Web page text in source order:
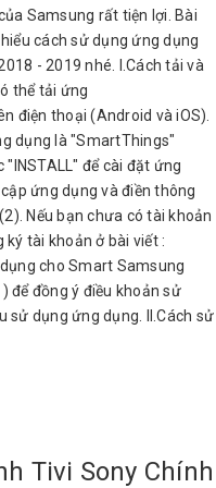
Samsung rất tiện lợi. Bài
cách sử dụng ứng dụng
- 2019 nhé. I.Cách tải và
thể tải ứng
điện thoại (Android và iOS).
dụng là "SmartThings"
để cài đặt ứng
ứng dụng và điền thông
Nếu bạn chưa có tài khoản
tài khoản ở bài viết :
cho Smart Samsung
để đồng ý điều khoản sử
sử dụng ứng dụng. II.Cách sử
Tivi Sony Chính